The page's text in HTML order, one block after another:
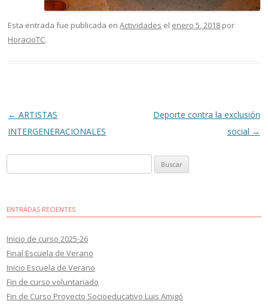
Esta entrada fue publicada enActividades el enero 5, 2018 por
HoracioTC.
Navegación
de
← ARTISTAS
INTERGENERACIONALES
Deporte contra la exclusión
social →
ENTRADAS RECIENTES
Inicio de curso 2025-26
Final Escuela de Verano
Inicio Escuela de Verano
Fin de curso voluntariado
Fin de Curso Proyecto Socioeducativo Luis Amigó